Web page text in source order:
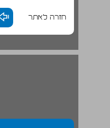
חזרה לאתר